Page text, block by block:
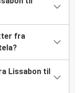
fra
Lissabon til